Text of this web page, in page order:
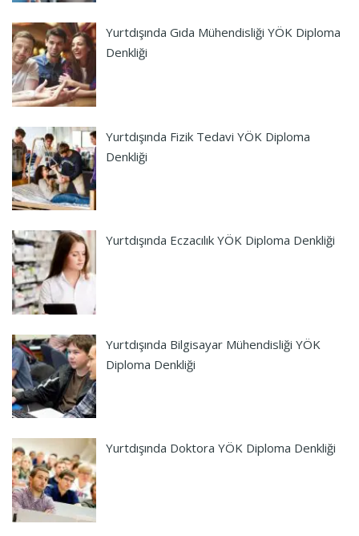
Yurtdışında Gıda Mühendisliği YÖK Diploma
Denkliği
Yurtdışında Fizik Tedavi YÖK Diploma
Denkliği
Yurtdışında Eczacılık YÖK Diploma Denkliği
Yurtdışında Bilgisayar Mühendisliği YÖK
Diploma Denkliği
Yurtdışında Doktora YÖK Diploma Denkliği